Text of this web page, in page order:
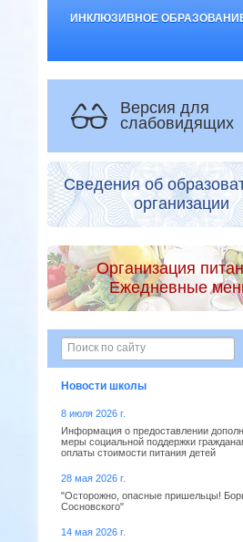
ИНКЛЮЗИВНОЕ
Версия для
слабовидящих
Сведения об
организации
Организация
Ежедневные
Новости школы
8 июля 2026 г.
Информация о предоставлении
меры социальной поддержки
оплаты стоимости питания детей
28 мая 2026 г.
"Осторожно, опасные пришельцы!
Сосновского"
14 мая 2026 г.